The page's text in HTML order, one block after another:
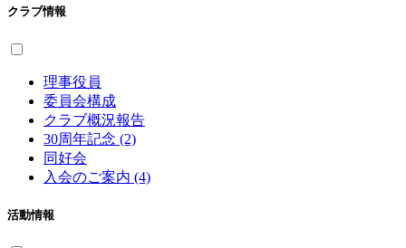
クラブ情報
理事役員
委員会構成
クラブ概況報告
30周年記念 (2)
同好会
入会のご案内 (4)
活動情報